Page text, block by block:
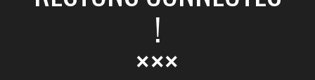
!